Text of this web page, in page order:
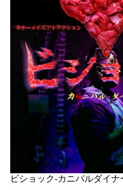
ビショック-カニバルダイナ